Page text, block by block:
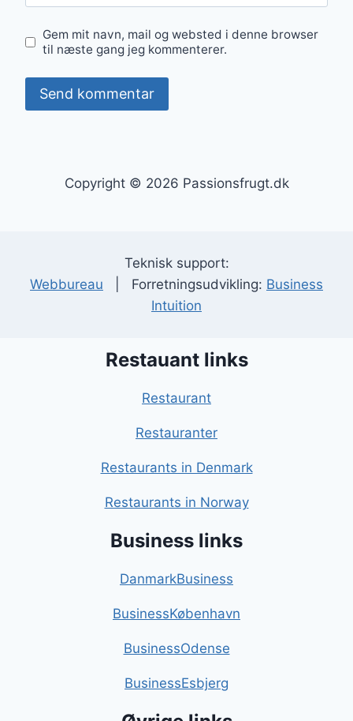
Gem mit navn, mail og websted i denne browser
til næste gang jeg kommenterer.
Copyright © 2026 Passionsfrugt.dk
Teknisk support:
Webbureau | Forretningsudvikling: Business
Intuition
Restauant links
Restaurant
Restauranter
Restaurants in Denmark
Restaurants in Norway
Business links
DanmarkBusiness
BusinessKøbenhavn
BusinessOdense
BusinessEsbjerg